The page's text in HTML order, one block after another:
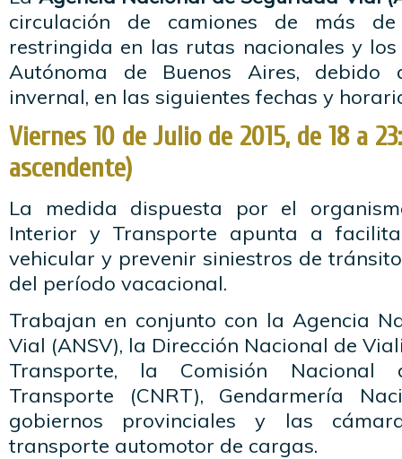
circulación de camiones de más
restringida en las rutas nacionales y
Autónoma de Buenos Aires,
invernal, en las siguientes fechas y
Viernes 10 de Julio de 2015, de 18 a
ascendente)
La medida dispuesta por el
Interior y Transporte apunta a
vehicular y prevenir siniestros de
del período vacacional.
Trabajan en conjunto con la Agencia
Vial (ANSV), la Dirección Nacional de
Transporte, la Comisión Nacional
Transporte (CNRT), Gendarmería
gobiernos provinciales y las
transporte automotor de cargas.